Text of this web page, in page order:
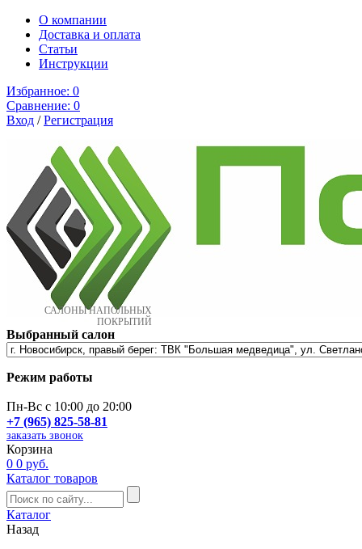
О компании
Доставка и оплата
Cтатьи
Инструкции
Избранное: 0
Сравнение: 0
Вход /Регистрация
САЛОНЫ НАПОЛЬНЫХ
ПОКРЫТИЙ
Выбранный салон
Режим работы
Пн-Вс с 10:00 до 20:00
+7 (965) 825-58-81
заказать звонок
Корзина
0 0 руб.
Каталог товаров
Каталог
Назад